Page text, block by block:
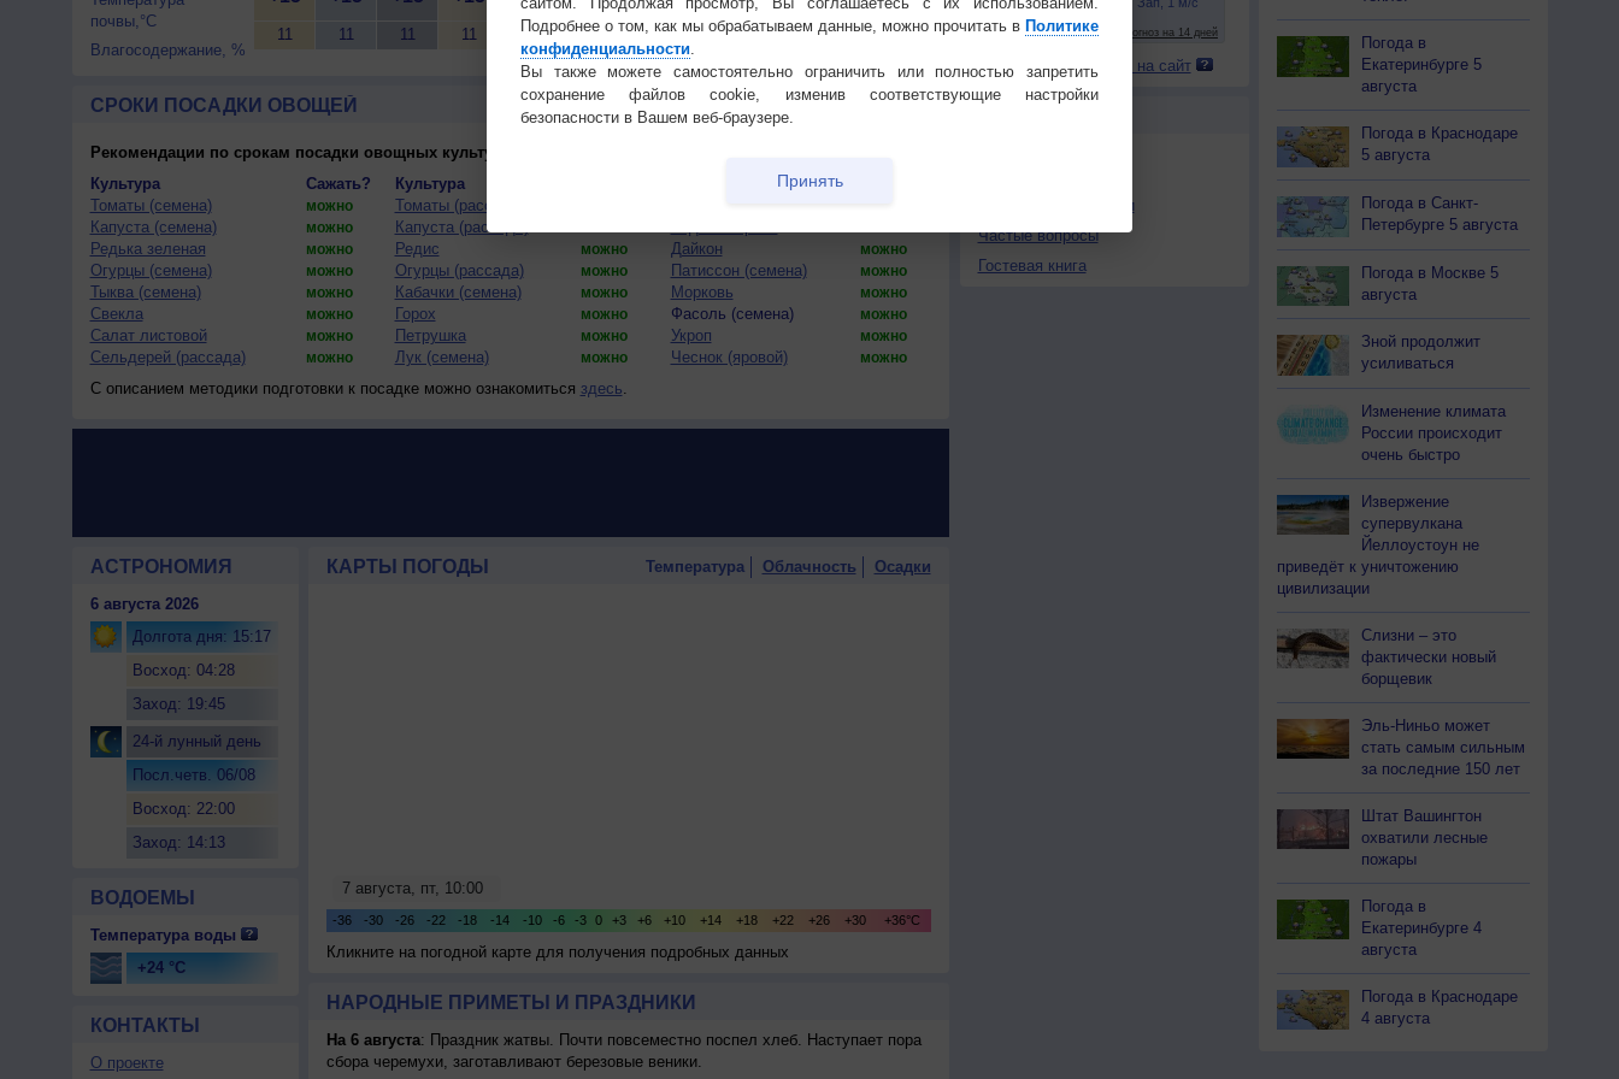
почвы,°C
Влагосодержание, %
11 11 11 11 11 11 11 11 11 10 10 10 10 10 10 10 10
СРОКИ ПОСАДКИ ОВОЩЕЙ
Рекомендации по срокам посадки овощных культур
Культура
Сажать? Культура
Томаты (семена)
можно Томаты (рассада)
Капуста (семена) можно Капуста (рассада)
Редька зеленая можно Редис можно Дайкон можно
Огурцы (семена) можно Огурцы (рассада) можно Патиссон (семена) можно
Тыква (семена) можно Кабачки (семена) можно Морковь можно
Свекла можно Горох можно Фасоль (семена) можно
Салат листовой можно Петрушка можно Укроп можно
Сельдерей (рассада) можно Лук (семена) можно Чеснок (яровой) можно
С описанием методики подготовки к посадке можно ознакомиться здесь.
АСТРОНОМИЯ
6 августа 2026
Долгота дня: 15:17
Восход: 04:28
Заход: 19:45
24-й лунный день
Посл.четв. 06/08
Восход: 22:00
Заход: 14:13
ВОДОЕМЫ
Температура воды
+24 °C
КОНТАКТЫ
О проекте
КАРТЫ ПОГОДЫ Температура Облачность Осадки
Кликните на погодной карте для получения подробных данных
НАРОДНЫЕ ПРИМЕТЫ И ПРАЗДНИКИ
На 6 августа: Праздник жатвы. Почти повсеместно поспел хлеб. Наступает пора
сбора черемухи, заготавливают березовые веники.
Установите погоду на сайт
конфиденциальности
Частые вопросы
Гостевая книга
Погода в
Екатеринбурге 5
августа
Погода в Краснодаре
5 августа
Погода в Санкт-
Петербурге 5 августа
Погода в Москве 5
августа
Зной продолжит
усиливаться
Изменение климата
России происходит
очень быстро
Извержение
супервулкана
Йеллоустоун не
приведёт к уничтожению
цивилизации
Слизни – это
фактически новый
борщевик
Эль-Ниньо может
стать самым сильным
за последние 150 лет
Штат Вашингтон
охватили лесные
пожары
Погода в
Екатеринбурге 4
августа
Погода в Краснодаре
4 августа
Подробнее о том, как мы обрабатываем данные, можно прочитать в Политике
конфиденциальности
Вы также можете самостоятельно ограничить или полностью запретить
сохранение файлов cookie, изменив соответствующие настройки
безопасности в Вашем веб-браузере.
Принять